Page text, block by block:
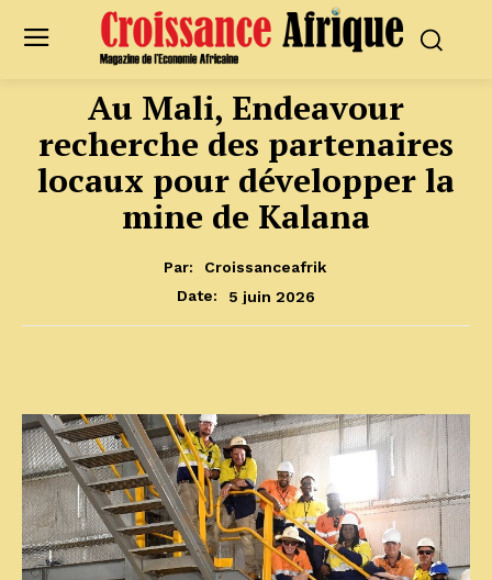
Au Mali, Endeavour
recherche des partenaires
locaux pour développer la
mine de Kalana
Par:
Croissanceafrik
Date:
5 juin 2026